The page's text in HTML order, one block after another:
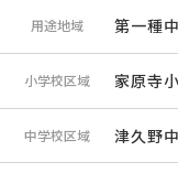
用途地域 第一種
小学校区域 家原寺
中学校区域 津久野